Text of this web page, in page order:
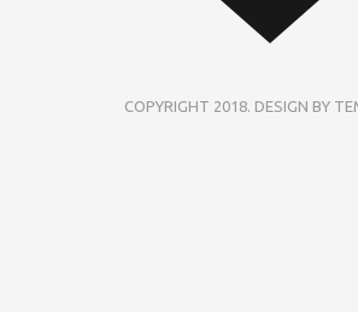
COPYRIGHT 2018. DESIGN BY